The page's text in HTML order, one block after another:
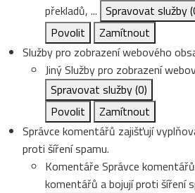
překladů, ... Spravovat služby
Povolit
Zamítnout
Služby pro zobrazení webového
JinýSlužby pro zobrazení
Spravovat služby(0)
Povolit
Zamítnout
Správce komentářů zajišťují
proti šíření spamu.
Komentáře Správce
komentářů a bojují proti šíření